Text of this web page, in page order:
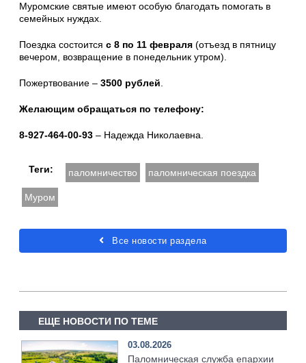
Муромские святые имеют особую благодать помогать в
семейных нуждах.
Поездка состоится с 8 по 11 февраля (отъезд в пятницу
вечером, возвращение в понедельник утром).
Пожертвование – 3500 рублей.
Желающим обращаться по телефону:
8-927-464-00-93 – Надежда Николаевна.
Теги: паломничество паломническая поездка
Муром
Все новости раздела
ЕЩЕ НОВОСТИ ПО ТЕМЕ
03.08.2026
Паломническая служба епархии